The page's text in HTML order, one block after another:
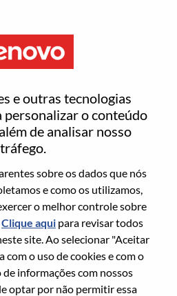
e outras tecnologias
personalizar o conteúdo
de analisar nosso
tráfego.
sobre os dados que nós
e como os utilizamos,
o melhor controle sobre
Clique aqui para revisar todos
site. Ao selecionar "Aceitar
com o uso de cookies e com o
informações com nossos
optar por não permitir essa
deseja redefinir sua
associated with your
um link para você